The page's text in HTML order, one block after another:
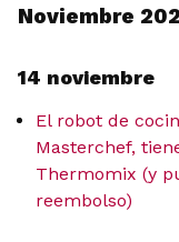
Noviembre
14 noviembre
El robot de
Masterchef,
Thermomix (y
reembolso)